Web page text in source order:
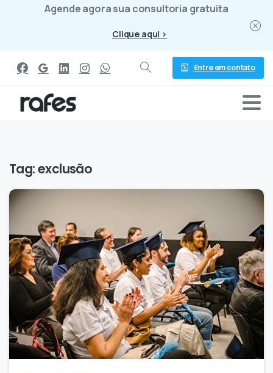
Agende agora sua consultoria gratuita
Clique aqui >
Entre em contato
Tag:exclusão
0 0